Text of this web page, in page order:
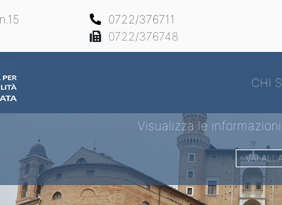
0722/376711
0722/376748
CHI
Visualizza le
VAI